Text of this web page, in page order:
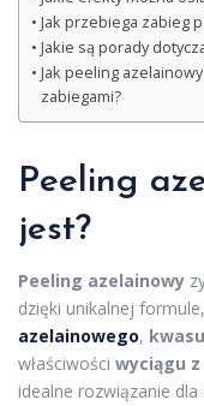
Jak przebiega zabieg
Jakie są porady
Jak peeling
zabiegami?
Peeling
jest?
Peeling azelainowy
dzięki unikalnej
azelainowego,
właściwości wyciągu
idealne rozwiązanie